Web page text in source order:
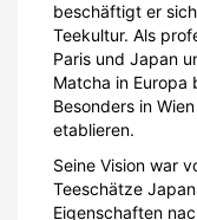
beschäftigt er
Teekultur. Als
Paris und Japan
Matcha in Europa
Besonders in
etablieren.
Seine Vision war
Teeschätze
Eigenschaften